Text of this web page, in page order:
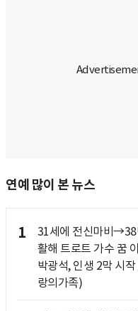
연예 많이 본 뉴스
1
31세에 전신마비→38
활해 트로트 가수 꿈
박광석, 인생 2막 시작
랑의가족)